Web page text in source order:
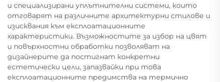
и специализирани уплътнителни системи, които
отговарят на различните архитектурни стилове и
изисквания към експлоатационните
характеристики. Възможностите за избор на цвят
и повърхностни обработки позволяват на
дизайнерите да постигнат конкретни
естетически цели, запазвайки при това
експлоатационните предимства на термично